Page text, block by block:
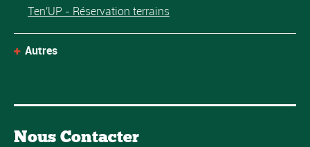
Ten'UP - Réservation terrains
Autres
Nous Contacter